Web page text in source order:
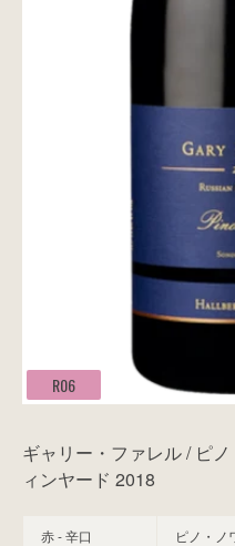
R06
ギャリー・ファレル / ピ
ィンヤード 2018
赤 - 辛口 ピノ・ノ